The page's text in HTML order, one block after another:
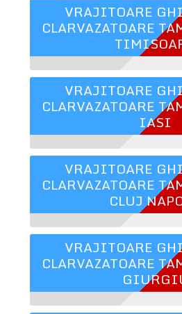
VRAJITOARE
CLARVAZATOARE
VRAJITOARE
CLARVAZATOARE
IASI
VRAJITOARE
CLARVAZATOARE
CLUJ
VRAJITOARE
CLARVAZATOARE